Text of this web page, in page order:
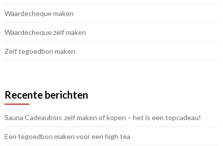
Waardecheque maken
Waardecheque zelf maken
Zelf tegoedbon maken
Recente berichten
Sauna Cadeaubon: zelf maken of kopen – het is een topcadeau!
Een tegoedbon maken voor een high tea